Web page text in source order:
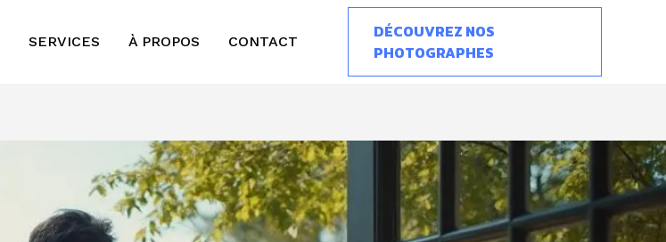
SERVICES À PROPOS CONTACT
DÉCOUVREZ NOS
PHOTOGRAPHES